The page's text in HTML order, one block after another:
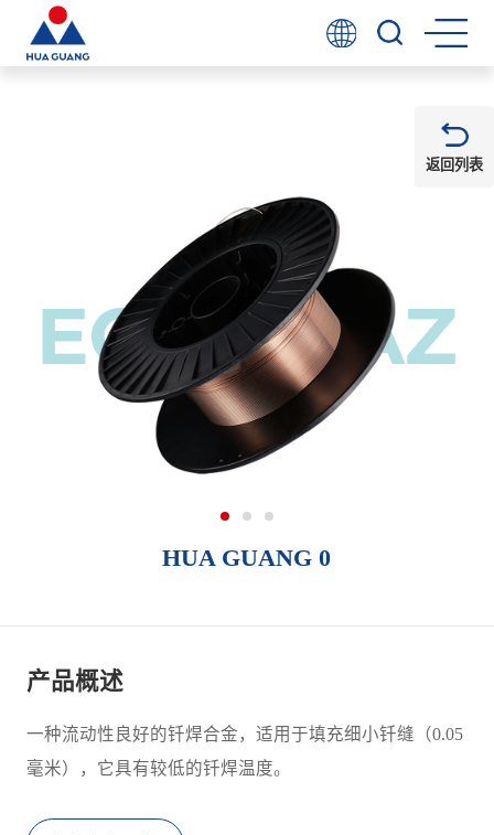
返回列表
ECO BRAZ
HUA GUANG 0
产品概述
一种流动性良好的钎焊合金，适用于填充细小钎缝（0.05
毫米），它具有较低的钎焊温度。